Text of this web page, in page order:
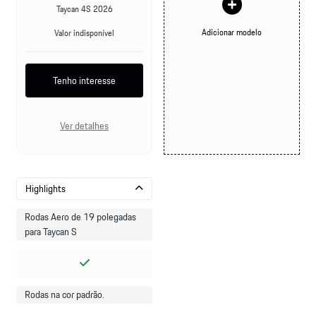
Taycan 4S 2026
Valor indisponível
Tenho interesse
Ver detalhes
Adicionar modelo
Highlights
Rodas Aero de 19 polegadas
para Taycan S
Rodas na cor padrão.